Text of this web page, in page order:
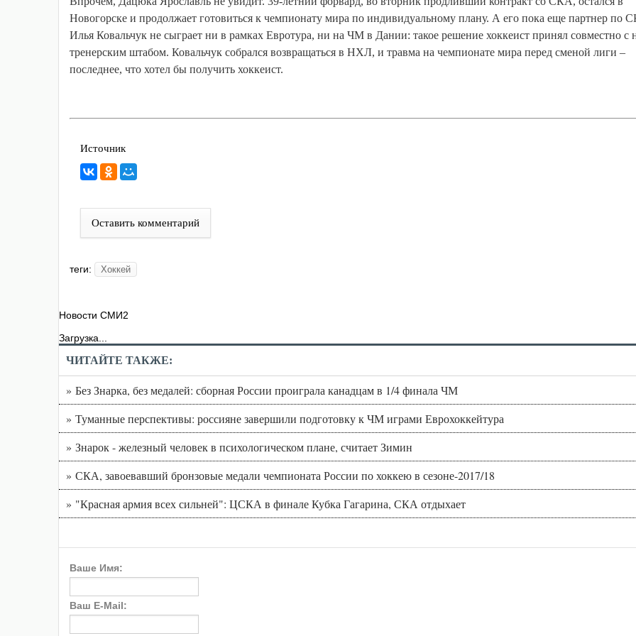
Новогорске и продолжает готовиться к чемпионату мира по индивидуальному плану. А его пока еще партнер по
Илья Ковальчук не сыграет ни в рамках Евротура, ни на ЧМ в Дании: такое решение хоккеист принял совместно с
тренерским штабом. Ковальчук собрался возвращаться в НХЛ, и травма на чемпионате мира перед сменой лиги –
последнее, что хотел бы получить хоккеист.
Источник
Оставить комментарий
теги: Хоккей
Новости СМИ2
Загрузка...
ЧИТАЙТЕ ТАКЖЕ:
» Без Знарка, без медалей: сборная России проиграла канадцам в 1/4 финала ЧМ
» Туманные перспективы: россияне завершили подготовку к ЧМ играми Еврохоккейтура
» Знарок - железный человек в психологическом плане, считает Зимин
» СКА, завоевавший бронзовые медали чемпионата России по хоккею в сезоне-2017/18
» "Красная армия всех сильней": ЦСКА в финале Кубка Гагарина, СКА отдыхает
Ваше Имя:
Ваш E-Mail: